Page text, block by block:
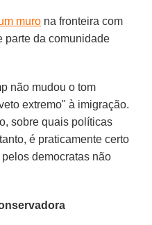
muro na fronteira com
parte da comunidade
não mudou o tom
extremo" à imigração.
sobre quais políticas
é praticamente certo
democratas não